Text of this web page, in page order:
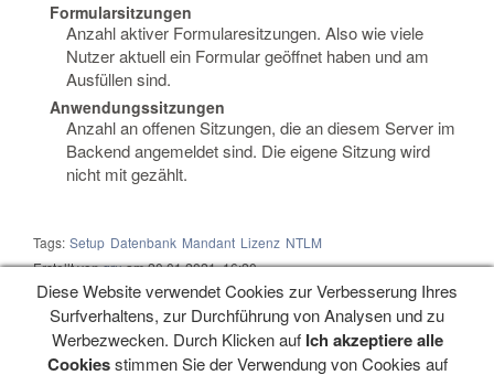
Diese Website verwendet Cookies zur Verbesserung Ihres
Surfverhaltens, zur Durchführung von Analysen und zu
Werbezwecken. Durch Klicken auf Ich akzeptiere alle
Cookiesstimmen Sie der Verwendung von Cookies auf
Formularsitzungen
Anzahl aktiver Formularesitzungen. Also wie viele
Nutzer aktuell ein Formular geöffnet haben und am
Ausfüllen sind.
Anwendungssitzungen
Anzahl an offenen Sitzungen, die an diesem Server im
Backend angemeldet sind. Die eigene Sitzung wird
nicht mit gezählt.
Tags: Setup Datenbank Mandant Lizenz NTLM
Erstellt vongruam 20.01.2021, 16:20
Navigation